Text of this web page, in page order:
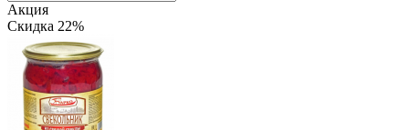
Акция
Скидка 22%